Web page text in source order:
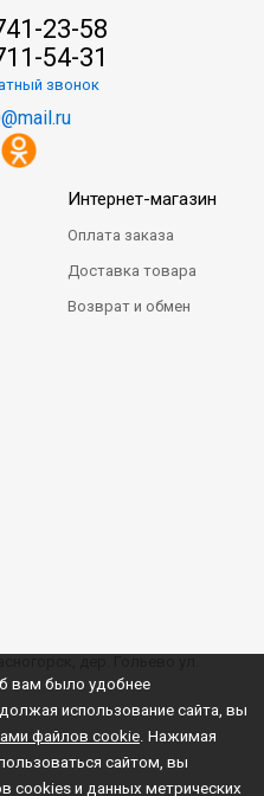
23-58
54-31
звонок
Интернет-магазин
Оплата заказа
Доставка товара
Возврат и обмен
вам было удобнее
использование сайта, вы
файлов cookie . Нажимая
сайтом, вы
cookies и данных метрических